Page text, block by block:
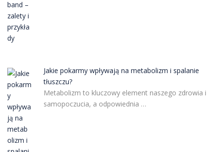
Jakie pokarmy wpływają na metabolizm i spalanie
tłuszczu?
Metabolizm to kluczowy element naszego zdrowia i
samopoczucia, a odpowiednia …